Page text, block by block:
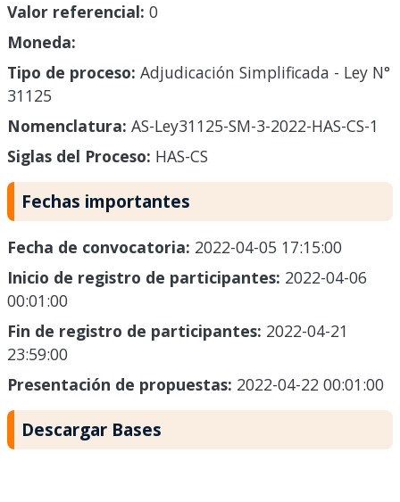
Valor referencial: 0
Moneda:
Tipo de proceso: Adjudicación Simplificada - Ley N°
31125
Nomenclatura: AS-Ley31125-SM-3-2022-HAS-CS-1
Siglas del Proceso: HAS-CS
Fechas importantes
Fecha de convocatoria: 2022-04-05 17:15:00
Inicio de registro de participantes: 2022-04-06
00:01:00
Fin de registro de participantes: 2022-04-21
23:59:00
Presentación de propuestas: 2022-04-22 00:01:00
Descargar Bases